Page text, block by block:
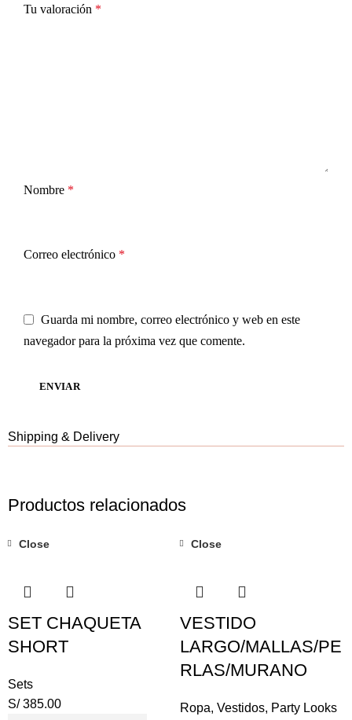
Tu valoración *
Nombre *
Correo electrónico *
Guarda mi nombre, correo electrónico y web en este
navegador para la próxima vez que comente.
Shipping & Delivery
Productos relacionados
Close
SET CHAQUETA
SHORT
Sets
S/385.00
Close
VESTIDO
LARGO/MALLAS/PE
RLAS/MURANO
Ropa, Vestidos, Party Looks